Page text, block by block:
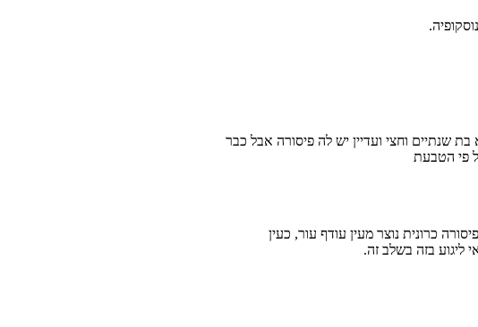
שנתיים וחצי ועדיין יש לה פיסורה אבל כבר
פי הטבעת
כרונית נוצר מעין עודף עור, כעין
ליגוע בזה בשלב זה.